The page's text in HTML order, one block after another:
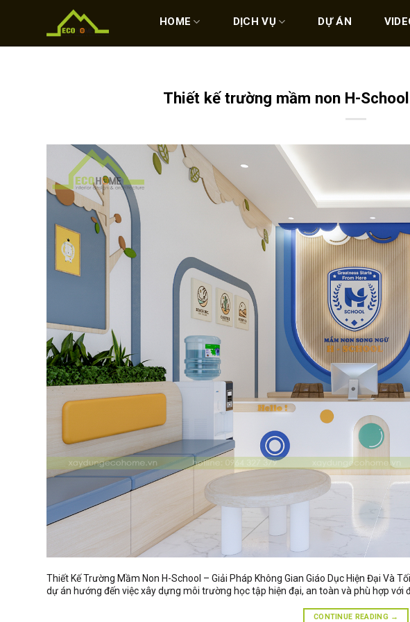
HOME DỊCH VỤ DỰ ÁN
Thiết kế trường mầm non H-
Thiết Kế Trường Mầm Non H-School – Giải Pháp Không Gian Giáo Dục Hiện Đại Và
dự án hướng đến việc xây dựng môi trường học tập hiện đại, an toàn và phù hợp với
CONTINUE READING →